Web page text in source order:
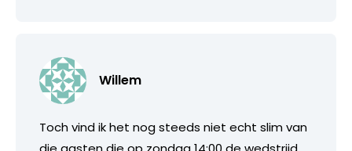
Willem
Toch vind ik het nog steeds niet echt slim van